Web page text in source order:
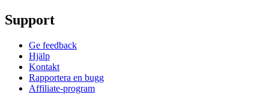
Support
Ge feedback
Hjälp
Kontakt
Rapportera en bugg
Affiliate-program